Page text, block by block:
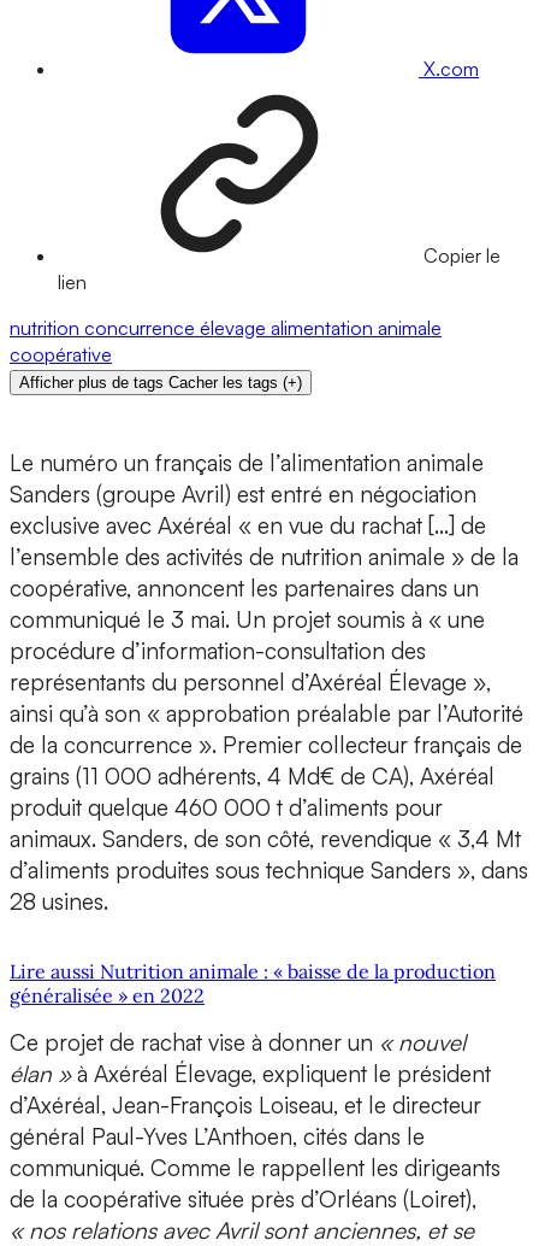
X.com
Copier le
lien
nutrition concurrence élevage alimentation animale
coopérative
Afficher plus de tags Cacher les tags (+)
Le numéro un français de l’alimentation animale
Sanders (groupe Avril) est entré en négociation
exclusive avec Axéréal « en vue du rachat […] de
l’ensemble des activités de nutrition animale » de la
coopérative, annoncent les partenaires dans un
communiqué le 3 mai. Un projet soumis à « une
procédure d’information-consultation des
représentants du personnel d’Axéréal Élevage »,
ainsi qu’à son « approbation préalable par l’Autorité
de la concurrence ». Premier collecteur français de
grains (11 000 adhérents, 4 Md€ de CA), Axéréal
produit quelque 460 000 t d’aliments pour
animaux. Sanders, de son côté, revendique « 3,4 Mt
d’aliments produites sous technique Sanders », dans
28 usines.
Lire aussi Nutrition animale : « baisse de la production
généralisée » en 2022
Ce projet de rachat vise à donner un « nouvel
élan »à Axéréal Élevage, expliquent le président
d’Axéréal, Jean-François Loiseau, et le directeur
général Paul-Yves L’Anthoen, cités dans le
communiqué. Comme le rappellent les dirigeants
de la coopérative située près d’Orléans (Loiret),
« nos relations avec Avril sont anciennes, et se